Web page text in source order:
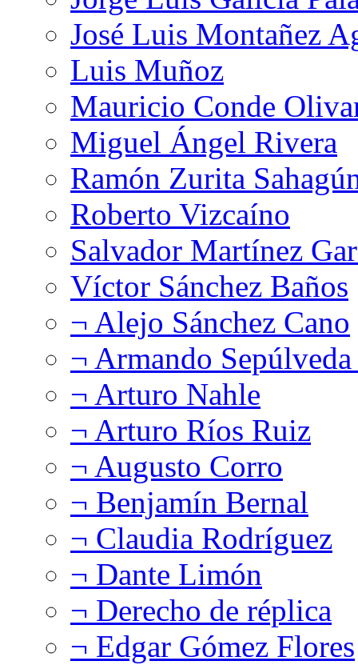
José Luis Montañez
Luis Muñoz
Mauricio Conde
Miguel Ángel Rivera
Ramón Zurita
Roberto Vizcaíno
Salvador Martínez
Víctor Sánchez Baños
¬ Alejo Sánchez Cano
¬ Armando
¬ Arturo Nahle
¬ Arturo Ríos Ruiz
¬ Augusto Corro
¬ Benjamín Bernal
¬ Claudia Rodríguez
¬ Dante Limón
¬ Derecho de réplica
¬ Edgar Gómez Flores